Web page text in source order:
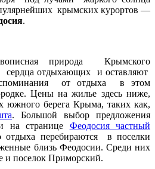
крымских курортов —
.
природа Крымского
сердца отдыхающих и оставляют
от отдыха в этом
Цены на жилье здесь ниже,
южного берега Крыма, таких как,
. Большой выбор предложения
на странице Феодосия частный
отдыха перебираются в поселки
близь Феодосии. Среди них
и поселок Приморский.